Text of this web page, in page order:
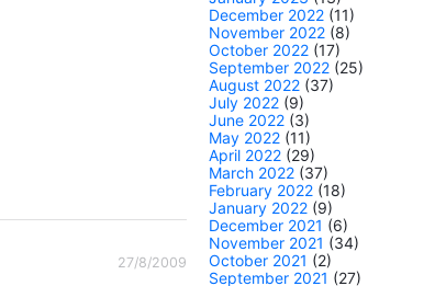
December 2022 (11)
November 2022 (8)
October 2022 (17)
September 2022 (25)
August 2022 (37)
July 2022 (9)
June 2022 (3)
May 2022 (11)
April 2022 (29)
March 2022 (37)
February 2022 (18)
January 2022 (9)
December 2021 (6)
November 2021 (34)
October 2021 (2)
September 2021 (27)
27/8/2009